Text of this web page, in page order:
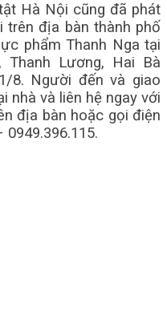
Hà Nội cũng đã phát
trên địa bàn thành phố
phẩm Thanh Nga tại
Lương, Hai Bà
8. Người đến và giao
nhà và liên hệ ngay với
địa bàn hoặc gọi điện